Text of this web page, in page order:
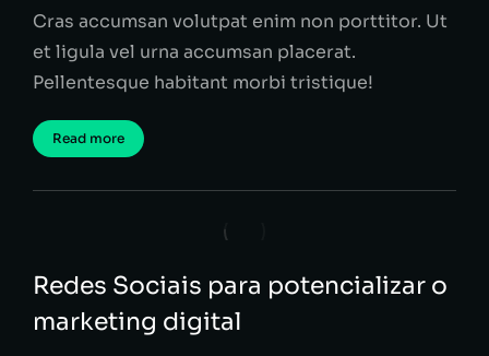
Cras accumsan volutpat enim non porttitor. Ut
et ligula vel urna accumsan placerat.
Pellentesque habitant morbi tristique!
Read more
Redes Sociais para potencializar o
marketing digital